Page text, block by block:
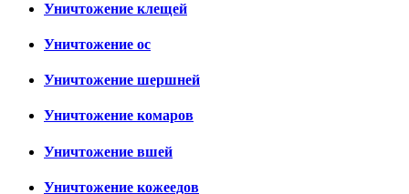
Уничтожение клещей
Уничтожение ос
Уничтожение шершней
Уничтожение комаров
Уничтожение вшей
Уничтожение кожеедов